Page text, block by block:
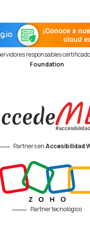
responsables
Foundation
Partners enAccesibilidad
Partner tecnológico